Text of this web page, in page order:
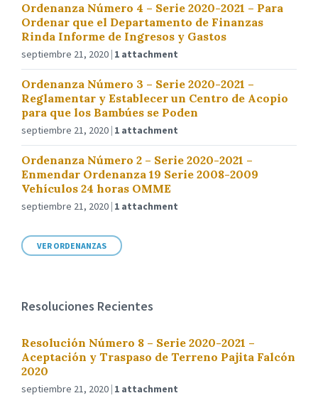
Ordenanza Número 4 – Serie 2020-2021 – Para
Ordenar que el Departamento de Finanzas
Rinda Informe de Ingresos y Gastos
septiembre 21, 2020 1 attachment
Ordenanza Número 3 – Serie 2020-2021 –
Reglamentar y Establecer un Centro de Acopio
para que los Bambúes se Poden
septiembre 21, 2020 1 attachment
Ordenanza Número 2 – Serie 2020-2021 –
Enmendar Ordenanza 19 Serie 2008-2009
Vehículos 24 horas OMME
septiembre 21, 2020 1 attachment
VER ORDENANZAS
Resoluciones Recientes
Resolución Número 8 – Serie 2020-2021 –
Aceptación y Traspaso de Terreno Pajita Falcón
2020
septiembre 21, 2020 1 attachment